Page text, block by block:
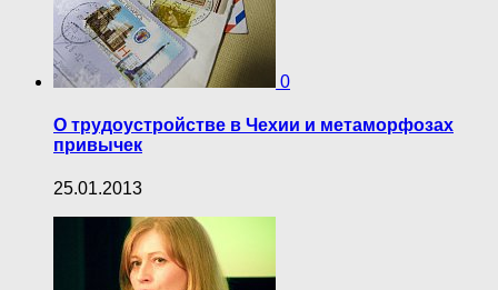
0
О трудоустройстве в Чехии и метаморфозах
привычек
25.01.2013